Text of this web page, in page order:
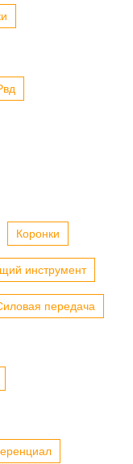
Коронки
инструмент
передача